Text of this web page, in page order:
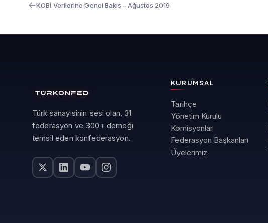
KOBİ Verilerine Genel Bakış – Ağustos 2019
Türk sanayisinin sesi olan, 31
federasyon ve 300+ derneği
temsil eden konfederasyon.
KURUMSAL
Tarihçe
Yönetim Kurulu
Komisyonlar
Federasyon Başkanları
Üyelerimiz